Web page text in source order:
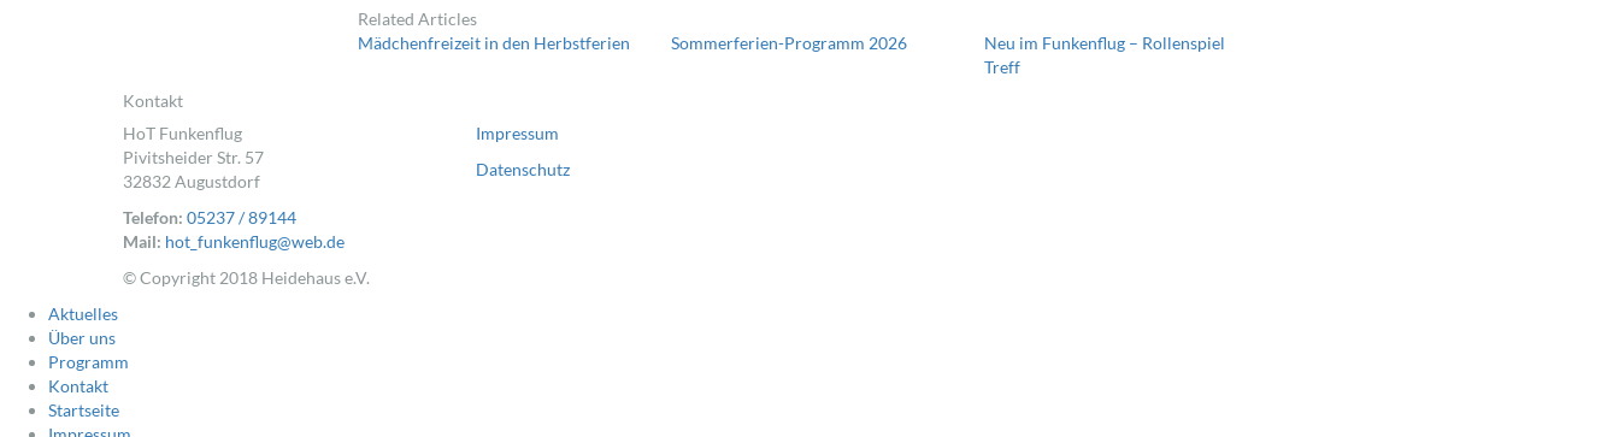
Related Articles
Mädchenfreizeit in den Herbstferien
Sommerferien-Programm 2026
Neu im Funkenflug – Rollenspiel
Treff
Kontakt
HoT Funkenflug
Pivitsheider Str. 57
32832 Augustdorf
Telefon: 05237 / 89144
Mail: hot_funkenflug@web.de
Impressum
Datenschutz
© Copyright 2018 Heidehaus e.V.
Aktuelles
Über uns
Programm
Kontakt
Startseite